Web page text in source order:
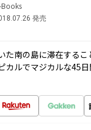
Books
発売
た南の島に滞在する
カルでマジカルな45